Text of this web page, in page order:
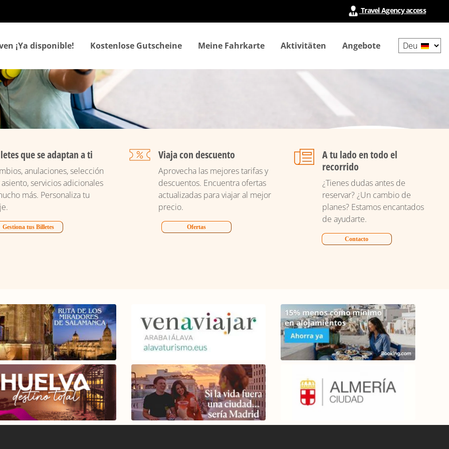
Travel Agency access
¡Ya disponible! Kostenlose Gutscheine Meine Fahrkarte Aktivitäten Angebote
your
que se adaptan a ti
anulaciones, selección
servicios adicionales
más. Personaliza tu
Gestiona tus Billetes
Viaja con descuento
Aprovecha las mejores tarifas y
descuentos. Encuentra ofertas
actualizadas para viajar al mejor
precio.
Ofertas
A tu lado en todo el
recorrido
¿Tienes dudas antes de
reservar? ¿Un cambio de
planes? Estamos encantados
de ayudarte.
Contacto